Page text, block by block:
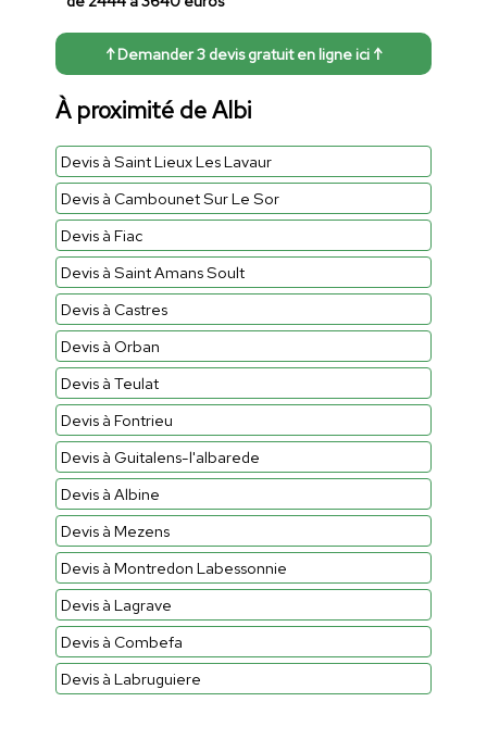
↑ Demander 3 devis gratuit en ligne ici ↑
À proximité de Albi
Devis à Saint Lieux Les Lavaur
Devis à Cambounet Sur Le Sor
Devis à Fiac
Devis à Saint Amans Soult
Devis à Castres
Devis à Orban
Devis à Teulat
Devis à Fontrieu
Devis à Guitalens-l'albarede
Devis à Albine
Devis à Mezens
Devis à Montredon Labessonnie
Devis à Lagrave
Devis à Combefa
Devis à Labruguiere